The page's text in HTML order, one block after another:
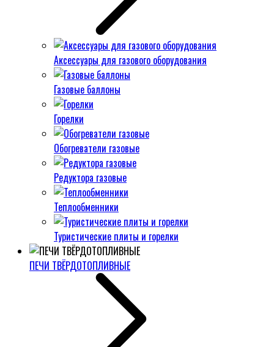
Аксессуары для газового оборудования
Газовые баллоны
Горелки
Обогреватели газовые
Редуктора газовые
Теплообменники
Туристические плиты и горелки
ПЕЧИ ТВЁРДОТОПЛИВНЫЕ